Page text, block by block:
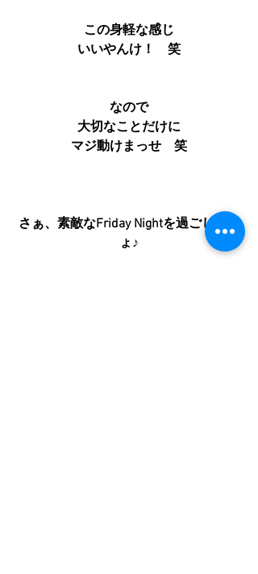
この身軽な感じ
いいやんけ！　笑
なので
大切なことだけに
マジ動けまっせ　笑
さぁ、素敵なFriday Nightを過ごしまし
ょ♪